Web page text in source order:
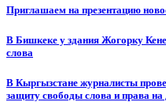
Приглашаем на презентацию
В Бишкеке у здания Жогорку
слова
В Кыргызстане журналисты
защиту свободы слова и права